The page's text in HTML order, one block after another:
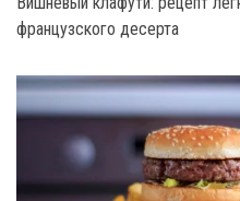
французского десерта